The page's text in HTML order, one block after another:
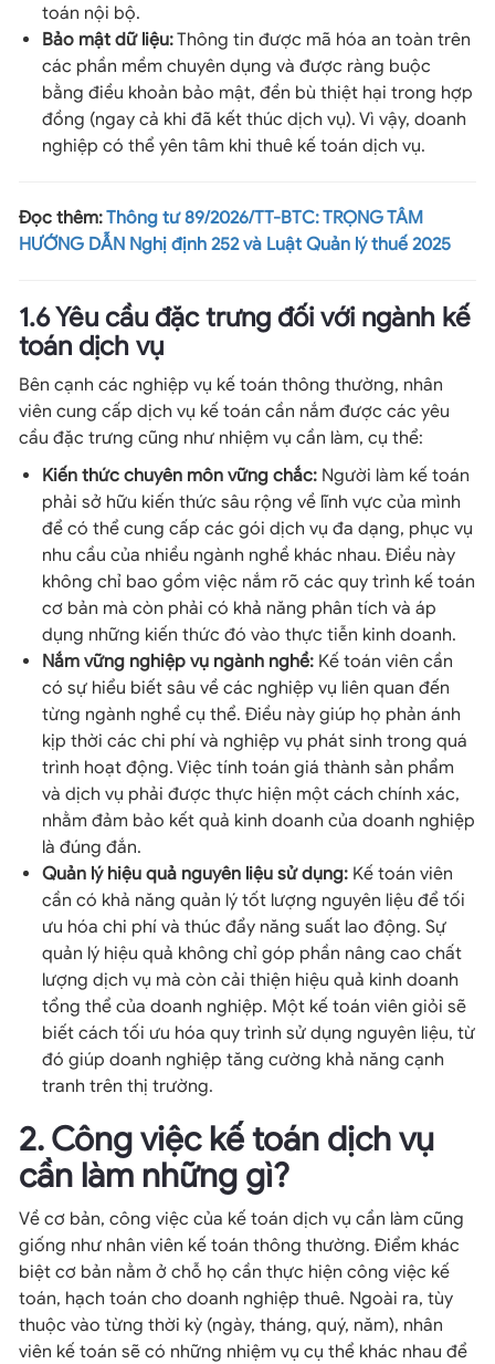
toán nội bộ.
Bảo mật dữ liệu:Thông tin được mã hóa an toàn trên
các phần mềm chuyên dụng và được ràng buộc
bằng điều khoản bảo mật, đền bù thiệt hại trong hợp
đồng (ngay cả khi đã kết thúc dịch vụ). Vì vậy, doanh
nghiệp có thể yên tâm khi thuê kế toán dịch vụ.
Đọc thêm:Thông tư 89/2026/TT-BTC: TRỌNG TÂM
HƯỚNG DẪN Nghị định 252 và Luật Quản lý thuế 2025
1.6 Yêu cầu đặc trưng đối với ngành kế
toán dịch vụ
Bên cạnh các nghiệp vụ kế toán thông thường, nhân
viên cung cấp dịch vụ kế toán cần nắm được các yêu
cầu đặc trưng cũng như nhiệm vụ cần làm, cụ thể:
Kiến thức chuyên môn vững chắc: Người làm kế toán
phải sở hữu kiến thức sâu rộng về lĩnh vực của mình
để có thể cung cấp các gói dịch vụ đa dạng, phục vụ
nhu cầu của nhiều ngành nghề khác nhau. Điều này
không chỉ bao gồm việc nắm rõ các quy trình kế toán
cơ bản mà còn phải có khả năng phân tích và áp
dụng những kiến thức đó vào thực tiễn kinh doanh.
Nắm vững nghiệp vụ ngành nghề: Kế toán viên cần
có sự hiểu biết sâu về các nghiệp vụ liên quan đến
từng ngành nghề cụ thể. Điều này giúp họ phản ánh
kịp thời các chi phí và nghiệp vụ phát sinh trong quá
trình hoạt động. Việc tính toán giá thành sản phẩm
và dịch vụ phải được thực hiện một cách chính xác,
nhằm đảm bảo kết quả kinh doanh của doanh nghiệp
là đúng đắn.
Quản lý hiệu quả nguyên liệu sử dụng: Kế toán viên
cần có khả năng quản lý tốt lượng nguyên liệu để tối
ưu hóa chi phí và thúc đẩy năng suất lao động. Sự
quản lý hiệu quả không chỉ góp phần nâng cao chất
lượng dịch vụ mà còn cải thiện hiệu quả kinh doanh
tổng thể của doanh nghiệp. Một kế toán viên giỏi sẽ
biết cách tối ưu hóa quy trình sử dụng nguyên liệu, từ
đó giúp doanh nghiệp tăng cường khả năng cạnh
tranh trên thị trường.
2. Công việc kế toán dịch vụ
cần làm những gì?
Về cơ bản, công việc của kế toán dịch vụ cần làm cũng
giống như nhân viên kế toán thông thường. Điểm khác
biệt cơ bản nằm ở chỗ họ cần thực hiện công việc kế
toán, hạch toán cho doanh nghiệp thuê. Ngoài ra, tùy
thuộc vào từng thời kỳ (ngày, tháng, quý, năm), nhân
viên kế toán sẽ có những nhiệm vụ cụ thể khác nhau để